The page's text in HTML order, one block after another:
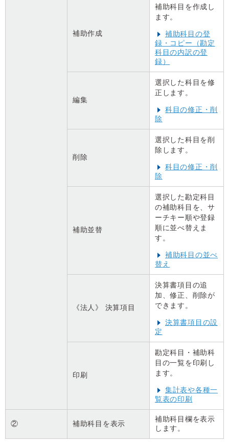
補助作成
補助科目を作成し
ます。
補助科目の登
録・コピー（勘定
科目の内訳の登
録）
編集
選択した科目を修
正します。
科目の修正・削
除
削除
選択した科目を削
除します。
科目の修正・削
除
補助並替
選択した勘定科目
の補助科目を、サ
ーチキー順や登録
順に並べ替えま
す。
補助科目の並べ
替え
《法人》 決算項目
決算書項目の追
加、修正、削除が
できます。
決算書項目の設
定
印刷
勘定科目・補助科
目の一覧を印刷し
ます。
集計表や各種一
覧表の印刷
② 補助科目を表示
補助科目欄を表示
します。